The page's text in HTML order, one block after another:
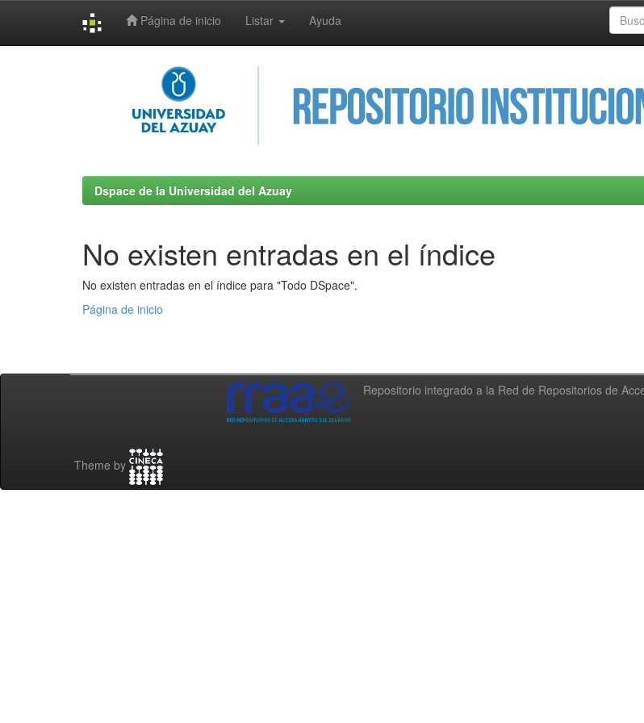
Página de inicio Listar Ayuda
Dspace de la Universidad del Azuay
No existen entradas en el índice
No existen entradas en el índice para "Todo DSpace".
Página de inicio
Repositorio integrado a la Red de Repositorios de
Theme by